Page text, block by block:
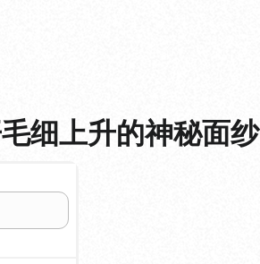
细上升的神秘面纱